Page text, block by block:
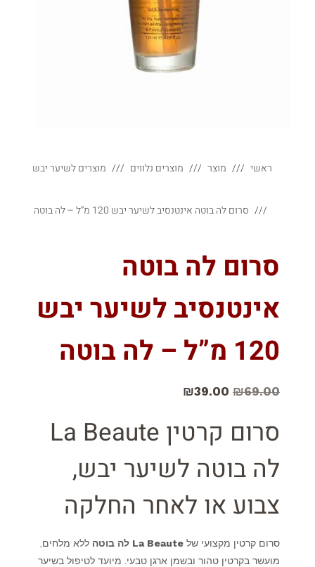
ראשי מוצר מוצרים נלווים מוצרים לשיער יבש
סרום לה בוטה אינטנסיב לשיער יבש 120 מ”ל – לה בוטה
סרום לה בוטה
אינטנסיב לשיער יבש
120 מ”ל – לה בוטה
₪69.00
₪39.00
סרום קרטין La Beaute
לה בוטה לשיער יבש,
צבוע או לאחר החלקה
סרום קרטין מקצועי של La Beaute לה בוטה
ללא מלחים,
מועשר בקרטין טהור ובשמן ארגן טבעי. מיועד לטיפול בשיער